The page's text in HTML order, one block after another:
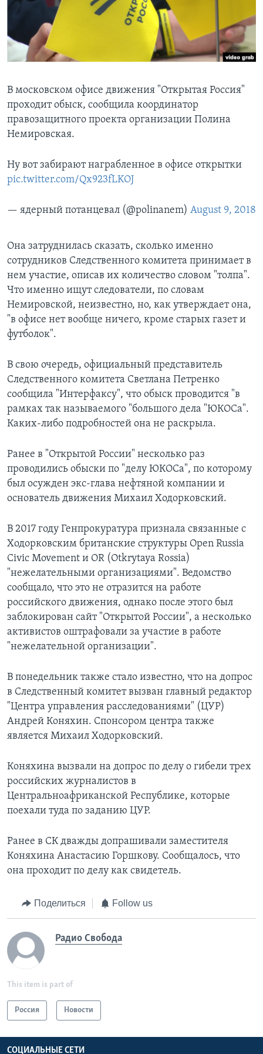
Learning English
СОЦИАЛЬНЫЕ СЕТИ
Языки
В московском офисе движения "Открытая Россия"
проходит обыск, сообщила координатор
правозащитного проекта организации Полина
Немировская.
Ну вот забирают награбленное в офисе открытки
pic.twitter.com/Qx923fLKOJ
— ядерный потанцевал (@polinanem) August 9, 2018
​Она затруднилась сказать, сколько именно
сотрудников Следственного комитета принимает в
нем участие, описав их количество словом "толпа".
Что именно ищут следователи, по словам
Немировской, неизвестно, но, как утверждает она,
"в офисе нет вообще ничего, кроме старых газет и
футболок".
В свою очередь, официальный представитель
Следственного комитета Светлана Петренко
сообщила "Интерфаксу", что обыск проводится "в
рамках так называемого "большого дела "ЮКОСа".
Каких-либо подробностей она не раскрыла.
Ранее в "Открытой России" несколько раз
проводились обыски по "делу ЮКОСа", по которому
был осужден экс-глава нефтяной компании и
основатель движения Михаил Ходорковский.
В 2017 году Генпрокуратура признала связанные с
Ходорковским британские структуры Open Russia
Civic Movement и OR (Otkrytaya Rossia)
"нежелательными организациями". Ведомство
сообщало, что это не отразится на работе
российского движения, однако после этого был
заблокирован сайт "Открытой России", а несколько
активистов оштрафовали за участие в работе
"нежелательной организации".
В понедельник также стало известно, что на допрос
в Следственный комитет вызван главный редактор
"Центра управления расследованиями" (ЦУР)
Андрей Коняхин. Спонсором центра также
является Михаил Ходорковский.
Коняхина вызвали на допрос по делу о гибели трех
российских журналистов в
Центральноафриканской Республике, которые
поехали туда по заданию ЦУР.
Ранее в СК дважды допрашивали заместителя
Коняхина Анастасию Горшкову. Сообщалось, что
она проходит по делу как свидетель.
Поделиться Follow us
Радио Свобода
This item is part of
Россия Новости
СОЦИАЛЬНЫЕ СЕТИ